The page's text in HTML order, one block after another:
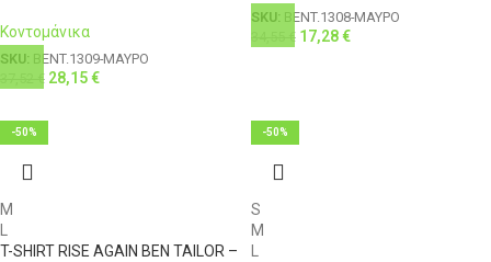
Κοντομάνικα
SKU: BENT.1309-ΜΑΥΡΟ
€ 28,15€
SKU: BENT.1308-ΜΑΥΡΟ
€ 17,28€
-50%
M
T-SHIRT RISE AGAIN BEN TAILOR –
-50%
S
M